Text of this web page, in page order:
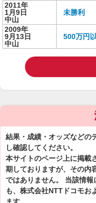
2011年
1月9日
中山
未勝利
2009年
9月13日
中山
500万円
結果・成績・オッズなどの
し確認してください。
本サイトのページ上に掲載
期しておりますが、その内
ではありません。 当該情
も、株式会社NTTドコモお